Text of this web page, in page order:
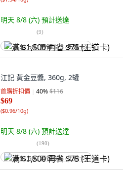
明天 8/8 (六) 預計送達
(9)
满 $1,500 再省 $75 (王道卡)
江記 黃金豆醬, 360g, 2罐
首購折扣價 40%$116
$69
($0.96/10g)
明天 8/8 (六) 預計送達
(190)
满 $1,500 再省 $75 (王道卡)